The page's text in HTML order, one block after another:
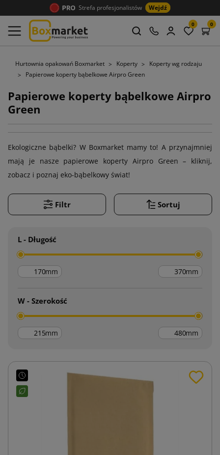
Strefa profesjonalistów Wejdź
0 0
Hurtownia opakowań Boxmarket Koperty
Koperty wg rodzaju
Papierowe koperty bąbelkowe Airpro Green
Papierowe koperty bąbelkowe Airpro
Green
Ekologiczne bąbelki? W Boxmarket mamy to! A przynajmniej
mają je nasze papierowe koperty Airpro Green – kliknij,
zobacz i poznaj eko-bąbelkowy świat!
Filtr Sortuj
L - Długość
mm mm
W - Szerokość
mm mm